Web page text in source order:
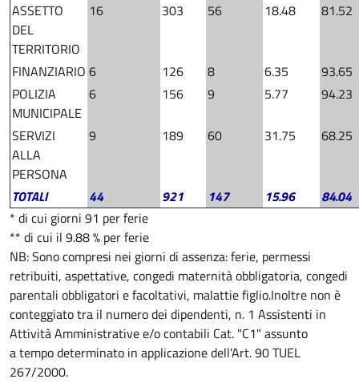
ASSETTO
DEL
TERRITORIO
16 303 56 18.48 81.52
FINANZIARIO 6 126 8 6.35
93.65
POLIZIA
MUNICIPALE
6 156 9 5.77 94.23
SERVIZI
ALLA
PERSONA
9 189 60 31.75 68.25
TOTALI 44 921 147 15.96
84.04
* di cui giorni 91 per ferie
** di cui il 9.88 % per ferie
NB: Sono compresi nei giorni di assenza: ferie, permessi
retribuiti, aspettative, congedi maternità obbligatoria, congedi
parentali obbligatori e facoltativi, malattie figlio.Inoltre non è
conteggiato tra il numero dei dipendenti, n. 1 Assistenti in
Attività Amministrative e/o contabili Cat. "C1" assunto
a tempo determinato in applicazione dell'Art. 90 TUEL
267/2000.